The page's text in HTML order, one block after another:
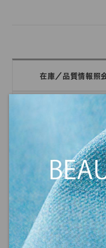
在庫／品質情報照
在庫 / 品質情
カラーリスト
購入するカラーを選択して
DIGITAL FABRIC